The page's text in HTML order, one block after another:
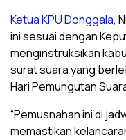
Ketua KPU Donggala,
ini sesuai dengan
menginstruksikan
surat suara yang
Hari Pemungutan
“Pemusnahan ini di
memastikan